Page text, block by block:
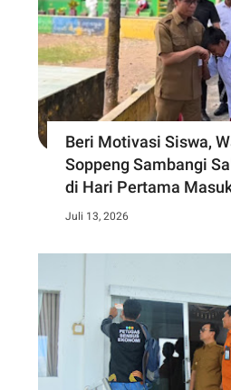
Beri Motivasi Siswa,
Soppeng Sambangi
di Hari Pertama
Juli 13, 2026